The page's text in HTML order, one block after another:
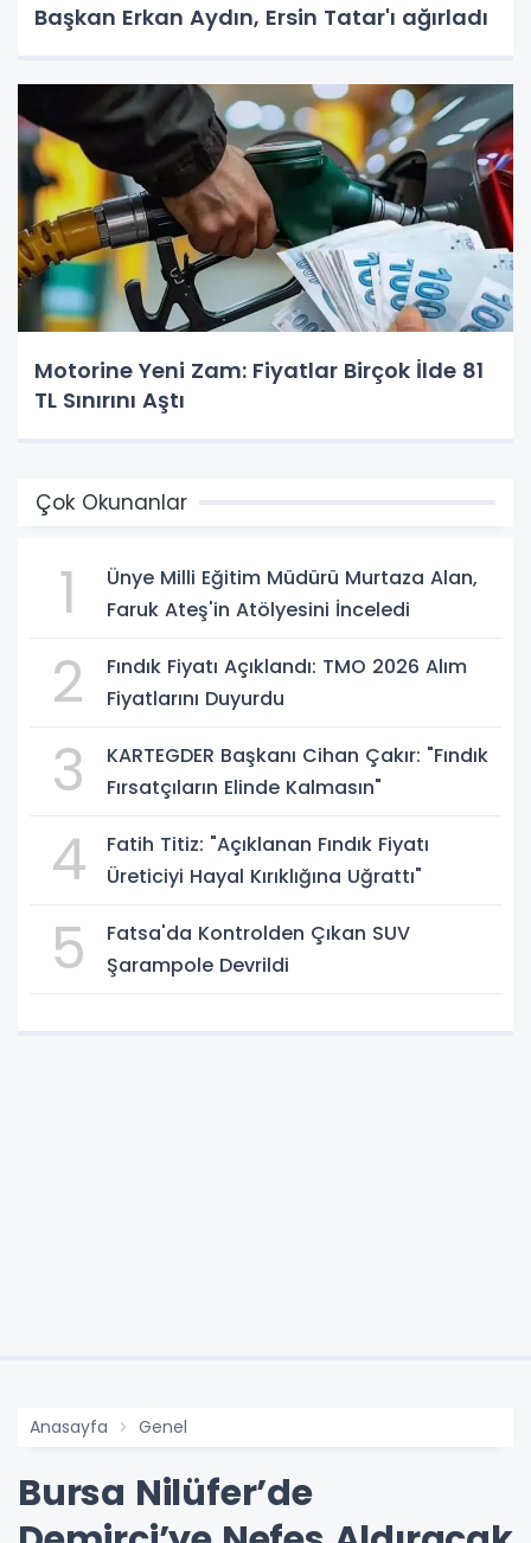
Başkan Erkan Aydın, Ersin Tatar'ı ağırladı
Motorine Yeni Zam: Fiyatlar Birçok İlde 81
TL Sınırını Aştı
Çok Okunanlar
1
Ünye Milli Eğitim Müdürü Murtaza Alan,
Faruk Ateş'in Atölyesini İnceledi
2
Fındık Fiyatı Açıklandı: TMO 2026 Alım
Fiyatlarını Duyurdu
3
KARTEGDER Başkanı Cihan Çakır: "Fındık
Fırsatçıların Elinde Kalmasın"
4
Fatih Titiz: "Açıklanan Fındık Fiyatı
Üreticiyi Hayal Kırıklığına Uğrattı"
5
Fatsa'da Kontrolden Çıkan SUV
Şarampole Devrildi
Anasayfa Genel
Bursa Nilüfer’de